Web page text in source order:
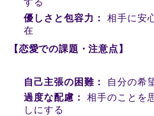
する
優しさと包容力：
相手に安
在
【恋愛での課題・注意点】
自己主張の困難：
自分の希
過度な配慮：
相手のことを
しにする